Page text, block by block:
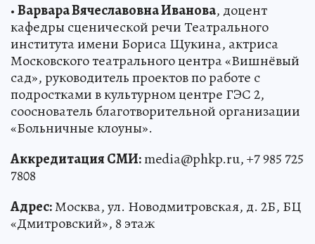
•Варвара Вячеславовна Иванова, доцент
кафедры сценической речи Театрального
института имени Бориса Щукина, актриса
Московского театрального центра «Вишнёвый
сад», руководитель проектов по работе с
подростками в культурном центре ГЭС 2,
сооснователь благотворительной организации
«Больничные клоуны».
Аккредитация СМИ:media@phkp.ru, +7 985 725
7808
Адрес:Москва, ул. Новодмитровская, д. 2Б, БЦ
«Дмитровский», 8 этаж